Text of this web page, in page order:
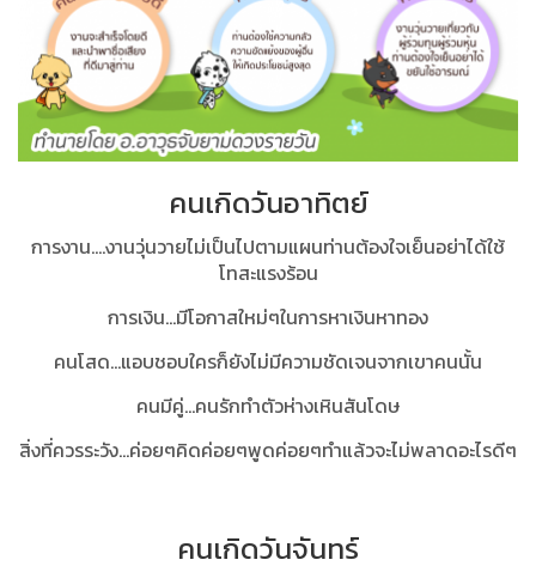
คนเกิดวันอาทิตย์
การงาน....งานวุ่นวายไม่เป็นไปตามแผนท่านต้องใจเย็นอย่าได้ใช้
โทสะแรงร้อน
การเงิน...มีโอกาสใหม่ๆในการหาเงินหาทอง
คนโสด...แอบชอบใครก็ยังไม่มีความชัดเจนจากเขาคนนั้น
คนมีคู่...คนรักทำตัวห่างเหินสันโดษ
สิ่งที่ควรระวัง...ค่อยๆคิดค่อยๆพูดค่อยๆทำแล้วจะไม่พลาดอะไรดีๆ
คนเกิดวันจันทร์